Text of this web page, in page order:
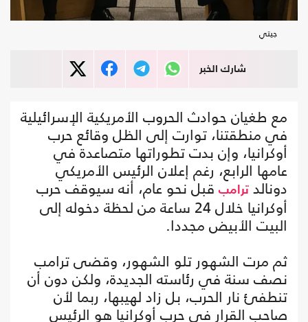
جيتي
شارك الخبر
مع طغيان حوادث الحروب الأمريكية الإسرائيلية
في منطقتنا، توارت إلى الظل وقائع حرب
أوكرانيا، وإن بدت تطوراتها متصاعدة في
عامها الرابع، رغم إعلان الرئيس الأمريكي
دونالد ترامب قبل نحو عام، أنه سيوقف حرب
أوكرانيا خلال 24 ساعة من لحظة دخوله إلى
البيت الأبيض مجددا.
ثم مرت الشهور تلو الشهور، وقضى ترامب
نصف سنة في رئاسته الجديدة، ولكن دون أن
تنطفئ نار الحرب، بل زاد لهيبها، ربما لأن
صاحب القرار في حرب أوكرانيا هو الرئيس